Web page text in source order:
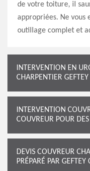
de votre toiture, il
appropriées. Ne vous
outillage complet et
INTERVENTION EN
CHARPENTIER
INTERVENTION
COUVREUR POUR
DEVIS COUVREUR
PRÉPARÉ PAR